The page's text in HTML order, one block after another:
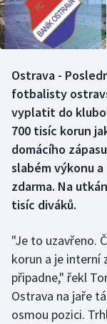
Boby a skeleton
Curling
Dostihy
Florbal
Futsal
Gymnastika
Házená
AZ kvíz
Ostrava -
fotbalisty
vyplatit do
700 tisíc korun
domácího
slabém výkonu
zdarma. Na
tisíc diváků.
"Je to uzavřeno.
korun a je interní
připadne," řekl
Ostrava na jaře
osmou pozici.